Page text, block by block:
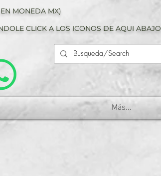
MONEDA MX)
CLICK A LOS ICONOS DE AQUI ABAJO
Más...